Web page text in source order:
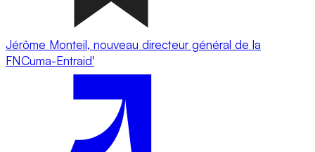
Jérôme Monteil, nouveau directeur général de la
FNCuma-Entraid'